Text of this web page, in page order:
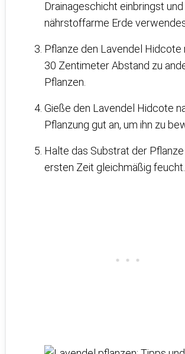
Drainageschicht einbringst und
nährstoffarme Erde
Pflanze den Lavendel Hidcote
30 Zentimeter Abstand zu
Pflanzen.
Gieße den Lavendel Hidcote
Pflanzung gut an, um ihn zu
Halte das Substrat der
ersten Zeit gleichmäßig feucht.